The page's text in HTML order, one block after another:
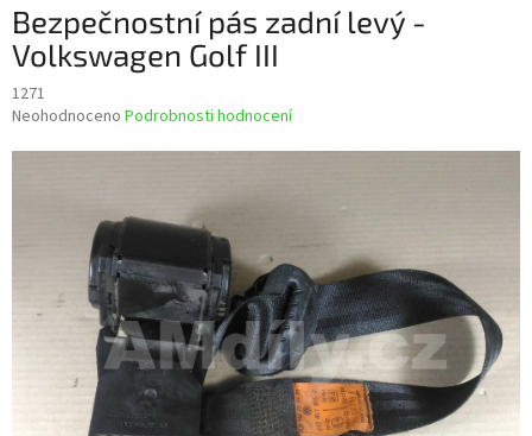
Bezpečnostní pás zadní levý -
Volkswagen Golf III
1271
Průměrné
Neohodnoceno Podrobnosti hodnocení